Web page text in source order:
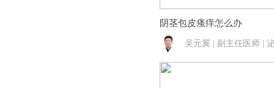
阴茎包皮瘙痒怎么办
吴元翼 | 副主任医师 |